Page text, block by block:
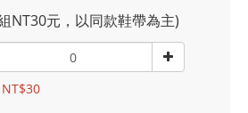
NT30元，以同款鞋帶為主)